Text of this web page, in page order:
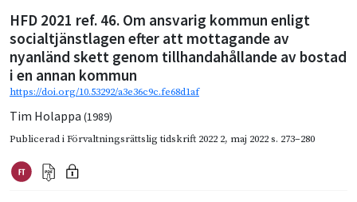
HFD 2021 ref. 46. Om ansvarig kommun enligt
socialtjänstlagen efter att mottagande av
nyanländ skett genom tillhandahållande av bostad
i en annan kommun
https://doi.org/10.53292/a3e36c9c.fe68d1af
Tim Holappa (1989)
Publicerad iFörvaltningsrättslig tidskrift 2022 2, maj 2022s. 273–280